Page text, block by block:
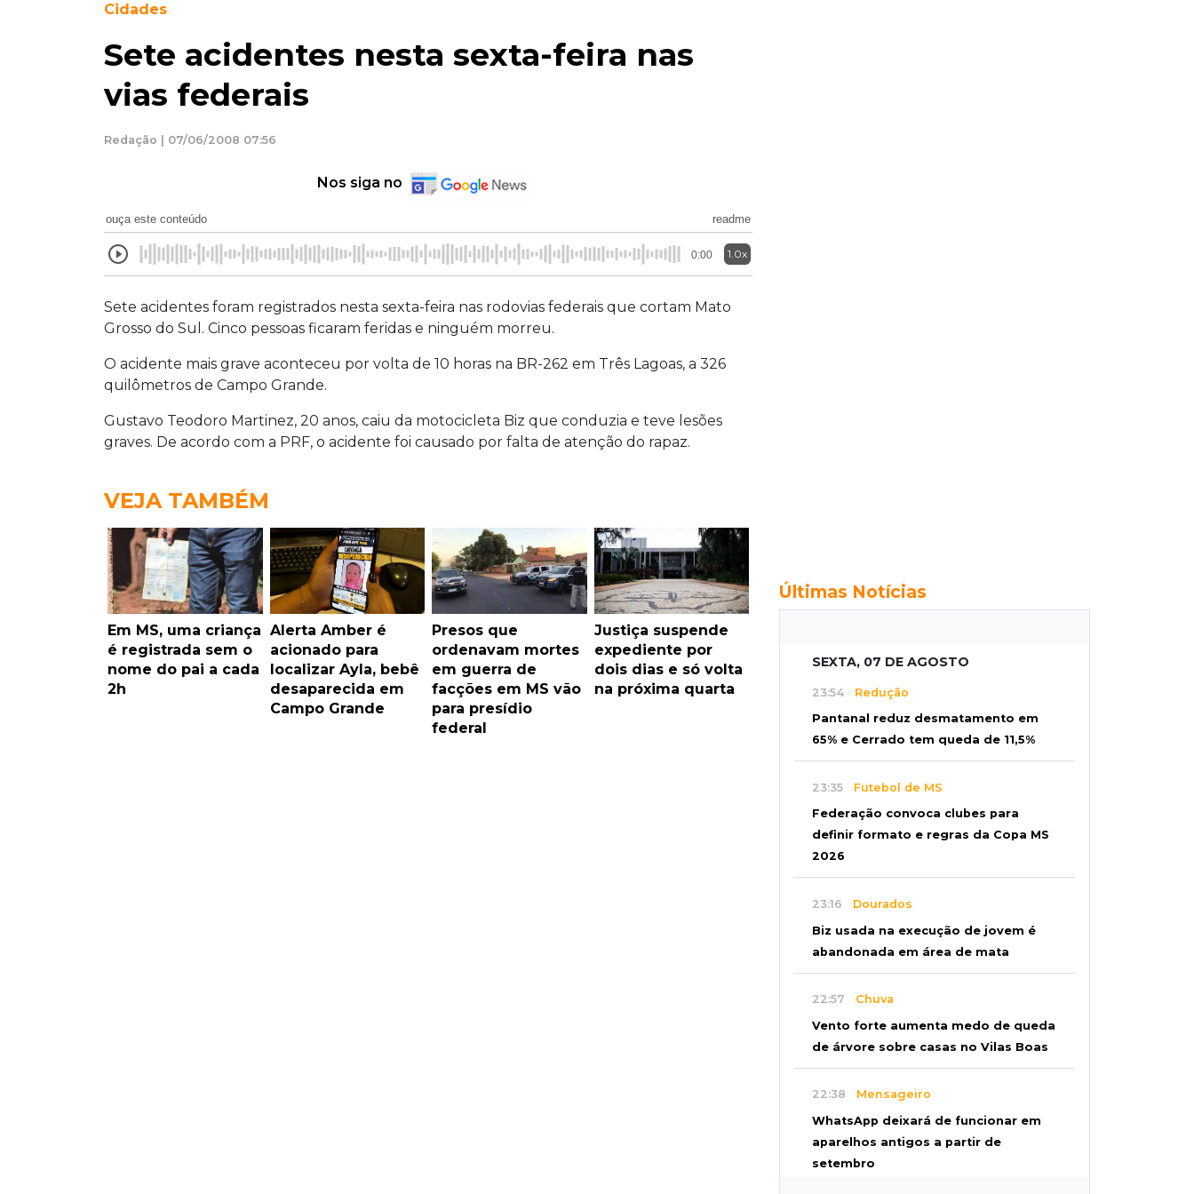
Cidades
Sete acidentes nesta sexta-feira nas
vias federais
Redação | 07/06/2008 07:56
Nos siga no
ouça este conteúdo readme
0:00 1.0x
Sete acidentes foram registrados nesta sexta-feira nas rodovias federais que cortam Mato
Grosso do Sul. Cinco pessoas ficaram feridas e ninguém morreu.
O acidente mais grave aconteceu por volta de 10 horas na BR-262 em Três Lagoas, a 326
quilômetros de Campo Grande.
Gustavo Teodoro Martinez, 20 anos, caiu da motocicleta Biz que conduzia e teve lesões
graves. De acordo com a PRF, o acidente foi causado por falta de atenção do rapaz.
VEJA TAMBÉM
Em MS, uma criança
é registrada sem o
nome do pai a cada
2h
Alerta Amber é
acionado para
localizar Ayla, bebê
desaparecida em
Campo Grande
Presos que
ordenavam mortes
em guerra de
facções em MS vão
para presídio
federal
Justiça suspende
expediente por
dois dias e só volta
na próxima quarta
Últimas Notícias
SEXTA, 07 DE AGOSTO
23:54 Redução
Pantanal reduz desmatamento em
65% e Cerrado tem queda de 11,5%
23:35 Futebol de MS
Federação convoca clubes para
definir formato e regras da Copa MS
2026
23:16 Dourados
Biz usada na execução de jovem é
abandonada em área de mata
22:57 Chuva
Vento forte aumenta medo de queda
de árvore sobre casas no Vilas Boas
22:38 Mensageiro
WhatsApp deixará de funcionar em
aparelhos antigos a partir de
setembro